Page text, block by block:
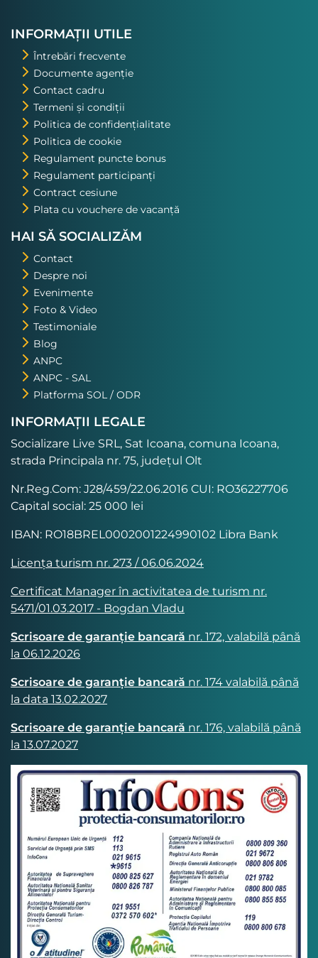
excursiile pe care o voi repeta!
INFORMAȚII UTILE
Întrebări frecvente
Documente agenție
Contact cadru
Termeni și condiții
Politica de confidențialitate
Politica de cookie
Regulament puncte bonus
Regulament participanți
Contract cesiune
Plata cu vouchere de vacanță
HAI SĂ SOCIALIZĂM
Contact
Despre noi
Evenimente
Foto & Video
Testimoniale
Blog
ANPC
ANPC - SAL
Platforma SOL / ODR
INFORMAȚII LEGALE
Socializare Live SRL, Sat Icoana, comuna Icoana,
strada Principala nr. 75, județul Olt
Nr.Reg.Com: J28/459/22.06.2016 CUI: RO36227706
Capital social: 25 000 lei
IBAN: RO18BREL0002001224990102 Libra Bank
Licența turism nr. 273 / 06.06.2024
Certificat Manager în activitatea de turism nr.
5471/01.03.2017 - Bogdan Vladu
Scrisoare de garanție bancară nr. 172, valabilă până
la 06.12.2026
Scrisoare de garanție bancară nr. 174 valabilă până
la data 13.02.2027
Scrisoare de garanție bancară nr. 176, valabilă până
la 13.07.2027